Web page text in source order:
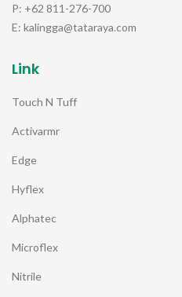
P: +62 811-276-700
E: kalingga@tataraya.com
Link
Touch N Tuff
Activarmr
Edge
Hyflex
Alphatec
Microflex
Nitrile